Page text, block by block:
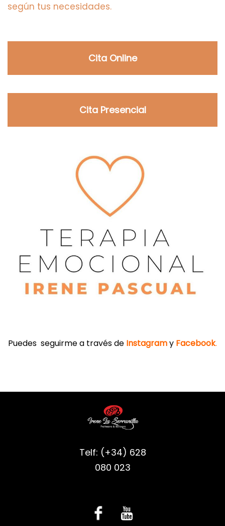
según tus necesidades.
Cita Online
Cita Presencial
Puedes seguirme a través de Instagramy Facebook.
Telf: (+34) 628
080 023